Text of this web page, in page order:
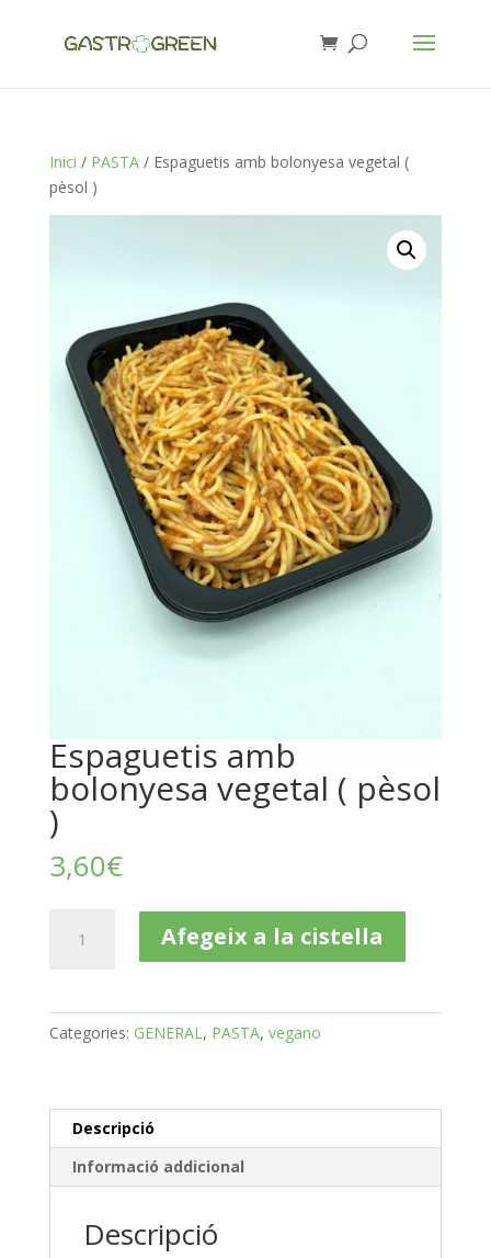
Inici / PASTA/ Espaguetis amb bolonyesa vegetal (
pèsol )
Espaguetis amb
bolonyesa vegetal ( pèsol
)
3,60€
vegetal
Afegeix a la cistella
Categories: GENERAL, PASTA, vegano
Descripció
Informació addicional
Descripció